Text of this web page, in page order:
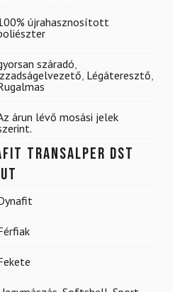
újrahasznosított
száradó,
, Légáteresztő,
árun lévő mosási jelek
Transalper Dst